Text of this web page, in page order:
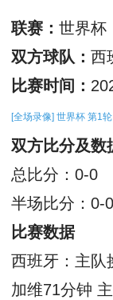
联赛： 世界杯
双方球队： 西
比赛时间：
[全场录像] 世界杯 第1
双方比分及数
总比分：0-0
半场比分：0-0
比赛数据
西班牙：主队
加维71分钟